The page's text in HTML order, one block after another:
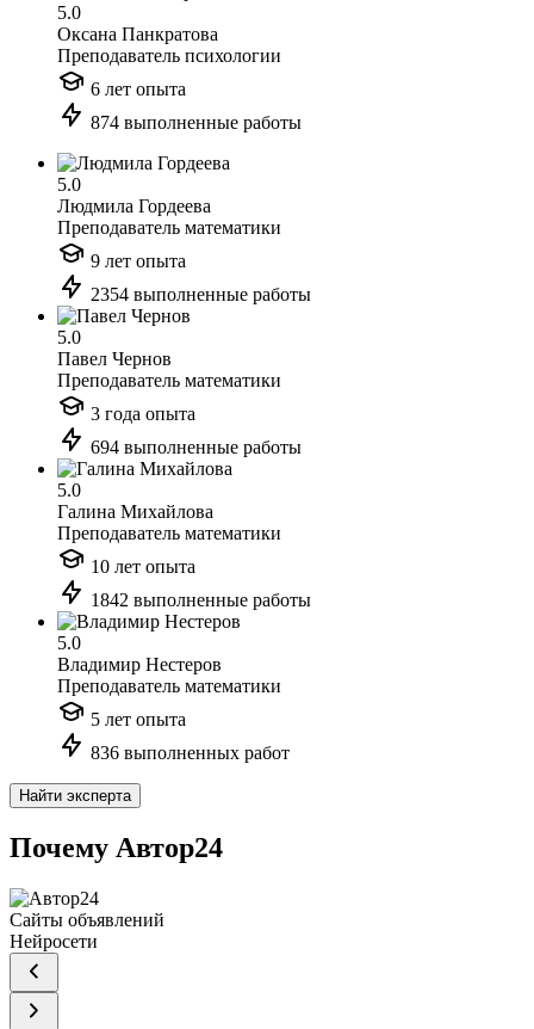
5.0
Оксана Панкратова
Преподаватель психологии
6 лет опыта
874 выполненные работы
5.0
Людмила Гордеева
Преподаватель математики
9 лет опыта
2354 выполненные работы
5.0
Павел Чернов
Преподаватель математики
3 года опыта
694 выполненные работы
5.0
Галина Михайлова
Преподаватель математики
10 лет опыта
1842 выполненные работы
5.0
Владимир Нестеров
Преподаватель математики
5 лет опыта
836 выполненных работ
Найти эксперта
Почему Автор24
Сайты объявлений
Нейросети